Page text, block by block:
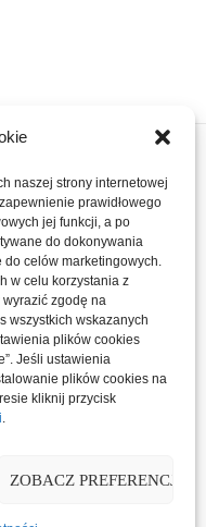
naszej strony internetowej
prawidłowego
jej funkcji, a po
do dokonywania
do celów marketingowych.
w celu korzystania z
zgodę na
wszystkich wskazanych
plików cookies
Jeśli ustawienia
plików cookies na
kliknij przycisk
.
ZOBACZ PREFERENCJE